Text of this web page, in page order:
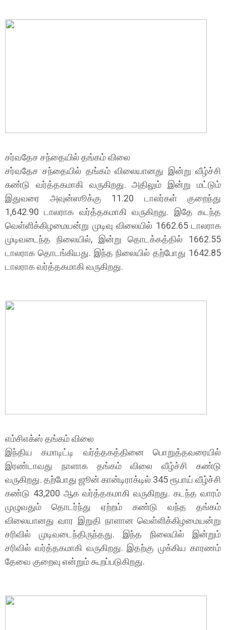
சர்வதேச சந்தையில் தங்கம் விலை
சர்வதேச சந்தையில் தங்கம் விலையானது இன்று வீழ்ச்சி
கண்டு வர்த்தகமாகி வருகிறது. அதிலும் இன்று மட்டும்
இதுவரை அவுன்ஸூக்கு 11.20 டாலர்கள் குறைந்து
1,642.90 டாலராக வர்த்தகமாகி வருகிறது. இதே கடந்த
வெள்ளிக்கிழமையன்று முடிவு விலையில் 1662.65 டாலராக
முடிவடைந்த நிலையில், இன்று தொடக்கத்தில் 1662.55
டாலராக தொடங்கியது. இந்த நிலையில் தற்போது 1642.85
டாலராக வர்த்தகமாகி வருகிறது.
எம்சிஎக்ஸ் தங்கம் விலை
இந்திய கமாடிட்டி வர்த்தகத்தினை பொறுத்தவரையில்
இரண்டாவது நாளாக தங்கம் விலை வீழ்ச்சி கண்டு
வருகிறது. தற்போது ஜூன் கான்டிராக்டில் 345 ரூபாய் வீழ்ச்சி
கண்டு 43,200 ஆக வர்த்தகமாகி வருகிறது. கடந்த வாரம்
முழுவதும் தொடர்ந்து ஏற்றம் கண்டு வந்த தங்கம்
விலையானது வார இறுதி நாளான வெள்ளிக்கிழமையன்று
சரிவில் முடிவடைந்திருந்தது. இந்த நிலையில் இன்றும்
சரிவில் வர்த்தகமாகி வருகிறது. இதற்கு முக்கிய காரணம்
தேவை குறைவு என்றும் கூறப்படுகிறது.